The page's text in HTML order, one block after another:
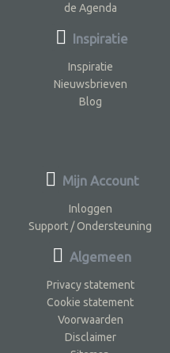
de Agenda
Inspiratie
Inspiratie
Nieuwsbrieven
Blog
Mijn Account
Inloggen
Support / Ondersteuning
Algemeen
Privacy statement
Cookie statement
Voorwaarden
Disclaimer